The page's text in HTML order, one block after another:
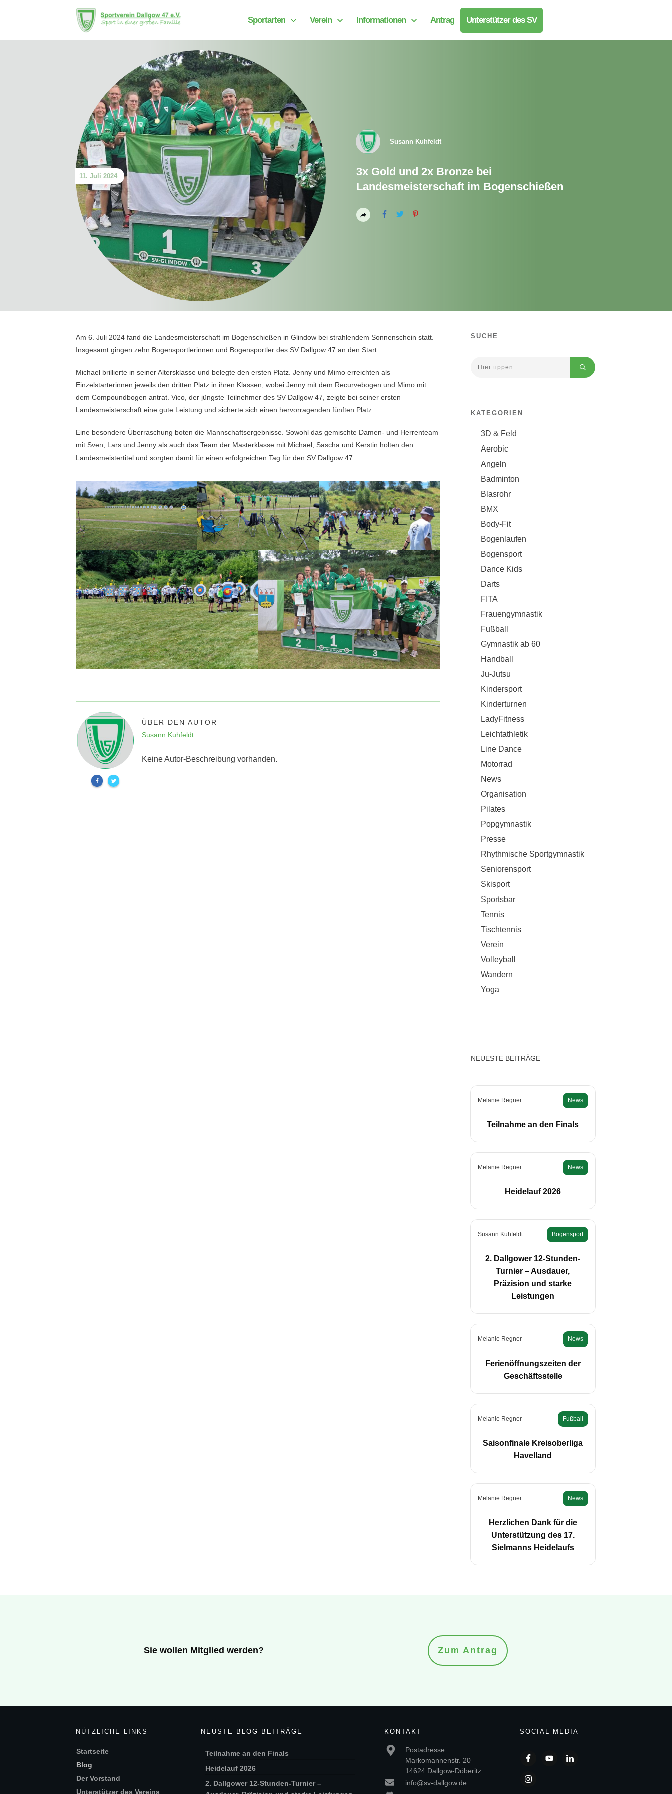
Sportarten Verein Informationen Antrag Unterstützer des SV
11. Juli 2024
Susann Kuhfeldt
3x Gold und 2x Bronze bei
Landesmeisterschaft im Bogenschießen
Am 6. Juli 2024 fand die Landesmeisterschaft im Bogenschießen in Glindow bei strahlendem Sonnenschein statt.
Insgesamt gingen zehn Bogensportlerinnen und Bogensportler des SV Dallgow 47 an den Start.
Michael brillierte in seiner Altersklasse und belegte den ersten Platz. Jenny und Mimo erreichten als
Einzelstarterinnen jeweils den dritten Platz in ihren Klassen, wobei Jenny mit dem Recurvebogen und Mimo mit
dem Compoundbogen antrat. Vico, der jüngste Teilnehmer des SV Dallgow 47, zeigte bei seiner ersten
Landesmeisterschaft eine gute Leistung und sicherte sich einen hervorragenden fünften Platz.
Eine besondere Überraschung boten die Mannschaftsergebnisse. Sowohl das gemischte Damen- und Herrenteam
mit Sven, Lars und Jenny als auch das Team der Masterklasse mit Michael, Sascha und Kerstin holten den
Landesmeistertitel und sorgten damit für einen erfolgreichen Tag für den SV Dallgow 47.
ÜBER DEN AUTOR
Susann Kuhfeldt
Keine Autor-Beschreibung vorhanden.
SUCHE
KATEGORIEN
3D & Feld
Aerobic
Angeln
Badminton
Blasrohr
BMX
Body-Fit
Bogenlaufen
Bogensport
Dance Kids
Darts
FITA
Frauengymnastik
Fußball
Gymnastik ab 60
Handball
Ju-Jutsu
Kindersport
Kinderturnen
LadyFitness
Leichtathletik
Line Dance
Motorrad
News
Organisation
Pilates
Popgymnastik
Presse
Rhythmische Sportgymnastik
Seniorensport
Skisport
Sportsbar
Tennis
Tischtennis
Verein
Volleyball
Wandern
Yoga
NEUESTE BEITRÄGE
Melanie Regner News
Teilnahme an den Finals
Melanie Regner News
Heidelauf 2026
Susann Kuhfeldt Bogensport
2. Dallgower 12-Stunden-
Turnier – Ausdauer,
Präzision und starke
Leistungen
Melanie Regner News
Ferienöffnungszeiten der
Geschäftsstelle
Melanie Regner Fußball
Saisonfinale Kreisoberliga
Havelland
Melanie Regner News
Herzlichen Dank für die
Unterstützung des 17.
Sielmanns Heidelaufs
Sie wollen Mitglied werden? Zum Antrag
NÜTZLICHE LINKS
Startseite
Blog
Der Vorstand
Unterstützer des Vereins
NEUSTE BLOG-BEITRÄGE
Teilnahme an den Finals
Heidelauf 2026
2. Dallgower 12-Stunden-Turnier –
KONTAKT
Postadresse
Markomannenstr. 20
14624 Dallgow-Döberitz
info@sv-dallgow.de
SOCIAL MEDIA